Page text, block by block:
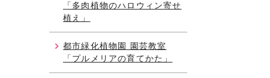
「多肉植物のハロウィン寄せ
植え」
都市緑化植物園 園芸教室
「プルメリアの育てかた」